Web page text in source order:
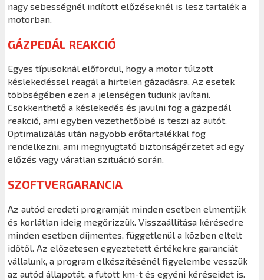
nagy sebességnél indított előzéseknél is lesz tartalék a
motorban.
GÁZPEDÁL REAKCIÓ
Egyes típusoknál előfordul, hogy a motor túlzott
késlekedéssel reagál a hirtelen gázadásra. Az esetek
többségében ezen a jelenségen tudunk javítani.
Csökkenthető a késlekedés és javulni fog a gázpedál
reakció, ami egyben vezethetőbbé is teszi az autót.
Optimalizálás után nagyobb erőtartalékkal fog
rendelkezni, ami megnyugtató biztonságérzetet ad egy
előzés vagy váratlan szituáció során.
SZOFTVERGARANCIA
Az autód eredeti programját minden esetben elmentjük
és korlátlan ideig megőrizzük. Visszaállítása kérésedre
minden esetben díjmentes, függetlenül a közben eltelt
időtől. Az előzetesen egyeztetett értékekre garanciát
vállalunk, a program elkészítésénél figyelembe vesszük
az autód állapotát, a futott km-t és egyéni kéréseidet is.